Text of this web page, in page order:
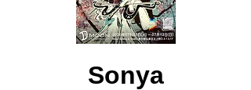
Sonya